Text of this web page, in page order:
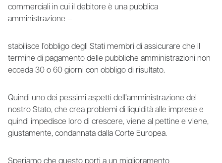
commerciali in cui il debitore è una pubblica
amministrazione –
stabilisce l’obbligo degli Stati membri di assicurare che il
termine di pagamento delle pubbliche amministrazioni non
ecceda 30 o 60 giorni con obbligo di risultato.
Quindi uno dei pessimi aspetti dell’amministrazione del
nostro Stato, che crea problemi di liquidità alle imprese e
quindi impedisce loro di crescere, viene al pettine e viene,
giustamente, condannata dalla Corte Europea.
Speriamo che questo porti a un miglioramento